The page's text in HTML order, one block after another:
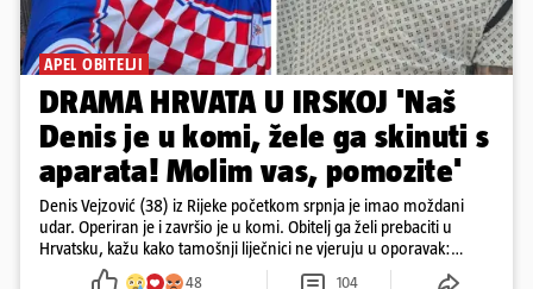
APEL OBITELJI
DRAMA HRVATA U IRSKOJ 'Naš
Denis je u komi, žele ga skinuti s
aparata! Molim vas, pomozite'
Denis Vejzović (38) iz Rijeke početkom srpnja je imao moždani
udar. Operiran je i završio je u komi. Obitelj ga želi prebaciti u
Hrvatsku, kažu kako tamošnji liječnici ne vjeruju u oporavak:
'Imamo 72 sata'
48 104